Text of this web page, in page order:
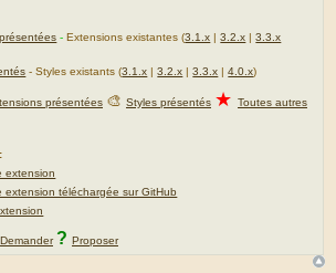
-Extensions existantes (3.1.x |3.2.x |3.3.x
- Styles existants (3.1.x |3.2.x |3.3.x |4.0.x)
présentées 🎨 Styles présentés ★ Toutes autres
extension
extension téléchargée sur GitHub
Demander ? Proposer